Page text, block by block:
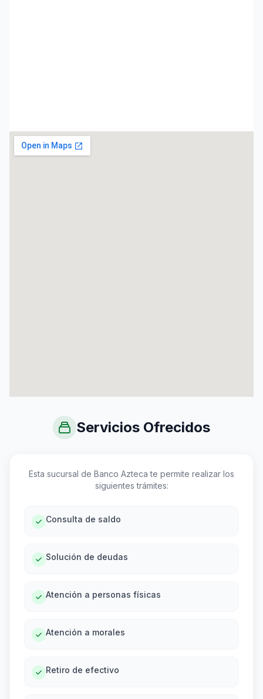
Servicios Ofrecidos
Esta sucursal de Banco Azteca te permite realizar los
siguientes trámites:
Consulta de saldo
Solución de deudas
Atención a personas físicas
Atención a morales
Retiro de efectivo